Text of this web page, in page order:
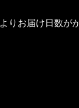
りお届け日数が